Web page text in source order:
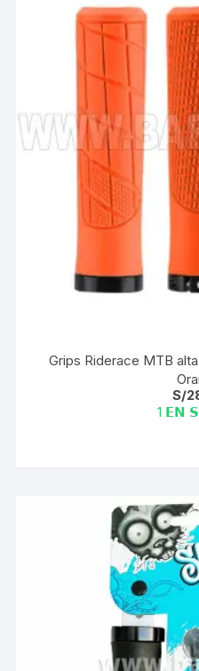
Grips Riderace MTB
S/
1 𝗘𝗡